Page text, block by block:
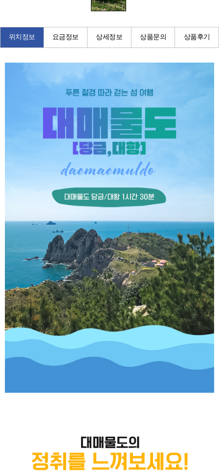
위치정보 요금정보 상세정보 상품문의 상품후기